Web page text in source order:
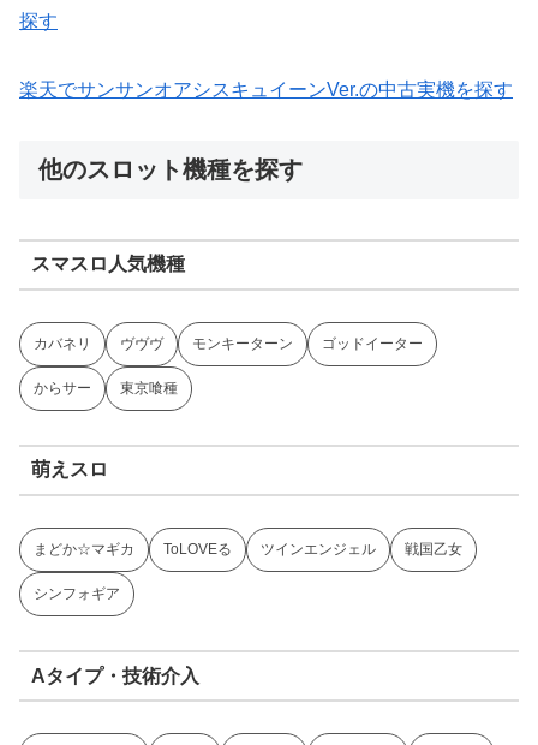
探す
楽天でサンサンオアシスキュイーンVer.の中古実機を探す
他のスロット機種を探す
スマスロ人気機種
カバネリ ヴヴヴ モンキーターン ゴッドイーター
からサー 東京喰種
萌えスロ
まどか☆マギカ ToLOVEる ツインエンジェル 戦国乙女
シンフォギア
Aタイプ・技術介入